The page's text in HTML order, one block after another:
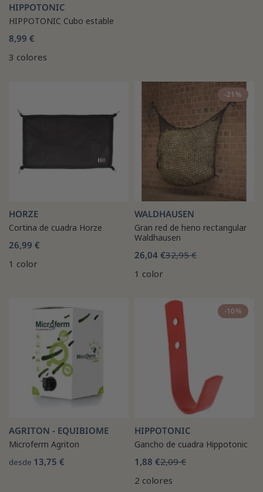
HIPPOTONIC
HIPPOTONIC Cubo estable
8,99 €
3 colores
HORZE
Cortina de cuadra Horze
26,99 €
1 color
-21%
WALDHAUSEN
Gran red de heno rectangular
Waldhausen
26,04 €32,95 €
1 color
AGRITON - EQUIBIOME
Microferm Agriton
desde 13,75 €
-10%
HIPPOTONIC
Gancho de cuadra Hippotonic
1,88 €2,09 €
2 colores